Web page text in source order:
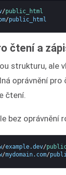
/public_html
/public_html
čtení a
strukturu,
oprávnění
čtení.
bez oprávnění
/example.dev/
/mydomain. com/